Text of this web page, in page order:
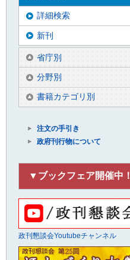
詳細検索
新刊
省庁別
分野別
書籍カテゴリ別
注文の手引き
政府刊行物について
▼ブックフェア開催中！
政刊懇談会Youtubeチャンネル